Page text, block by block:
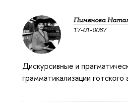
Пименова
17-01-0087
Дискурсивные и
грамматикализации готского